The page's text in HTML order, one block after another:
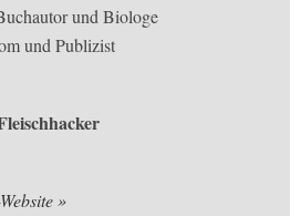
und Biologe
und Publizist